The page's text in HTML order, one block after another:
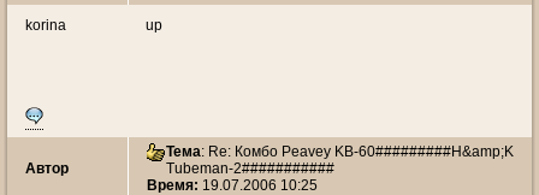
korina up
Автор
Тема: Re: Комбо Peavey KB-60#########H&amp;K
Tubeman-2###########
Время: 19.07.2006 10:25